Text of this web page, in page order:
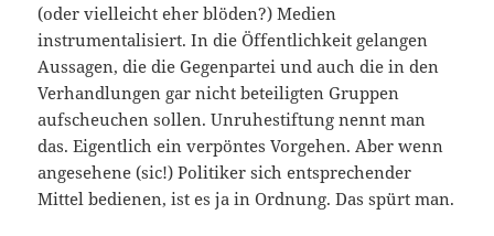
(oder vielleicht eher blöden?) Medien
instrumentalisiert. In die Öffentlichkeit gelangen
Aussagen, die die Gegenpartei und auch die in den
Verhandlungen gar nicht beteiligten Gruppen
aufscheuchen sollen. Unruhestiftung nennt man
das. Eigentlich ein verpöntes Vorgehen. Aber wenn
angesehene (sic!) Politiker sich entsprechender
Mittel bedienen, ist es ja in Ordnung. Das spürt man.